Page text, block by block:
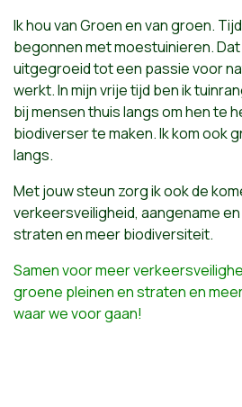
Ik hou van Groen en van groen.
begonnen met moestuinieren.
uitgegroeid tot een passie voor
werkt. In mijn vrije tijd ben ik
bij mensen thuis langs om hen te
biodiverser te maken. Ik kom ook
langs.
Met jouw steun zorg ik ook de
verkeersveiligheid, aangename
straten en meer biodiversiteit.
Samen voor meer
groene pleinen en straten en
waar we voor gaan!